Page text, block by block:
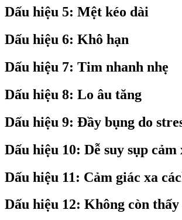
Dấu hiệu 5: Mệt kéo dài
Dấu hiệu 6: Khô hạn
Dấu hiệu 7: Tim nhanh nhẹ
Dấu hiệu 8: Lo âu tăng
Dấu hiệu 9: Đầy bụng do
Dấu hiệu 10: Dễ suy sụp cảm
Dấu hiệu 11: Cảm giác xa
Dấu hiệu 12: Không còn